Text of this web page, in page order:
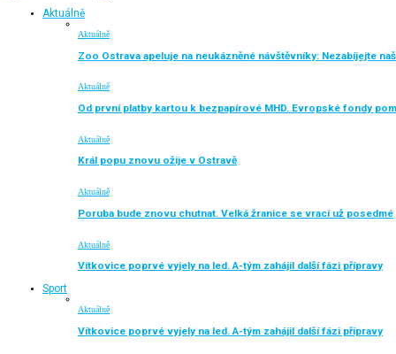
Aktuálně
Aktuálně
Zoo Ostrava apeluje na neukázněné návštěvníky: Nezabíjejte
Aktuálně
Od první platby kartou k bezpapírové MHD. Evropské fondy
Aktuálně
Král popu znovu ožije v Ostravě
Aktuálně
Poruba bude znovu chutnat. Velká žranice se vrací už posedmé
Aktuálně
Vítkovice poprvé vyjely na led. A-tým zahájil další fázi přípravy
Sport
Aktuálně
Vítkovice poprvé vyjely na led. A-tým zahájil další fázi přípravy